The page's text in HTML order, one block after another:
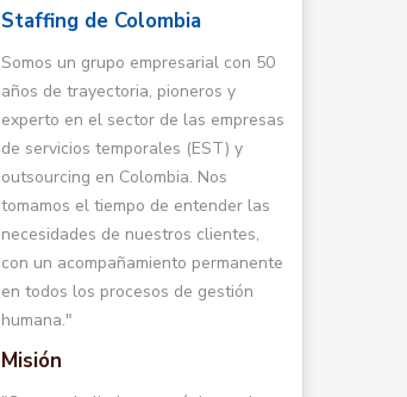
Staffing de Colombia
Somos un grupo empresarial con 50
años de trayectoria, pioneros y
experto en el sector de las empresas
de servicios temporales (EST) y
outsourcing en Colombia. Nos
tomamos el tiempo de entender las
necesidades de nuestros clientes,
con un acompañamiento permanente
en todos los procesos de gestión
humana."
Misión